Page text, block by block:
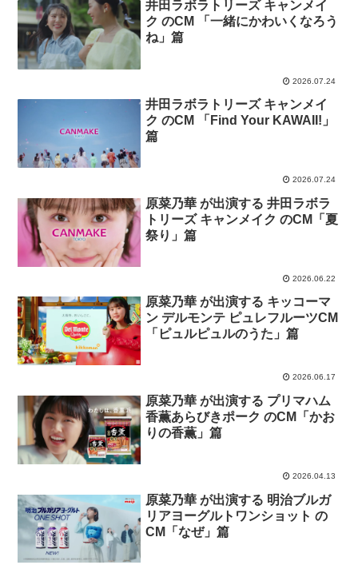
井田ラボラトリーズ キャンメイ
ク のCM 「一緒にかわいくなろう
ね」篇
2026.07.24
井田ラボラトリーズ キャンメイ
ク のCM 「Find Your KAWAII!」
篇
2026.07.24
原菜乃華 が出演する 井田ラボラ
トリーズ キャンメイク のCM「夏
祭り」篇
2026.06.22
原菜乃華 が出演する キッコーマ
ン デルモンテ ピュレフルーツCM
「ピュルピュルのうた」篇
2026.06.17
原菜乃華 が出演する プリマハム
香薫あらびきポーク のCM「かお
りの香薫」篇
2026.04.13
原菜乃華 が出演する 明治ブルガ
リアヨーグルトワンショット の
CM「なぜ」篇